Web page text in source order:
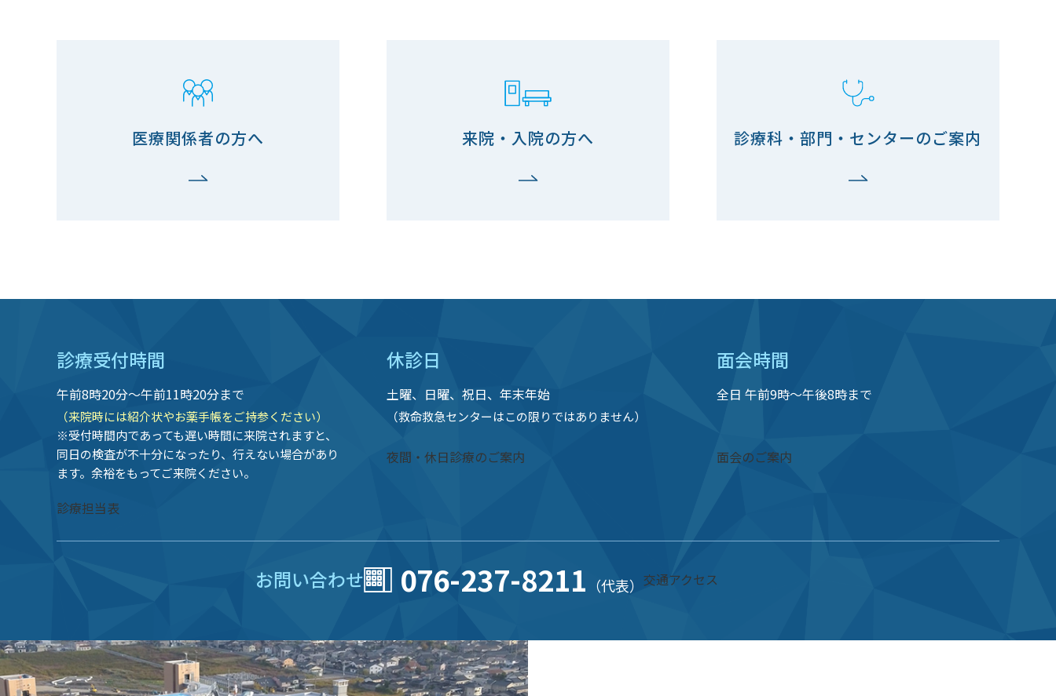
医療関係者の方へ 来院・入院の方へ 診療科・部門・センターのご案内
診療受付時間
午前8時20分〜午前11時20分まで
（来院時には紹介状やお薬手帳をご持参ください）
※受付時間内であっても遅い時間に来院されますと、
同日の検査が不十分になったり、行えない場合があり
ます。余裕をもってご来院ください。
診療担当表
休診日
土曜、日曜、祝日、年末年始
（救命救急センターはこの限りではありません）
夜間・休日診療のご案内
面会時間
全日 午前9時〜午後8時まで
面会のご案内
お問い合わせ 076-237-8211 （代表） 交通アクセス